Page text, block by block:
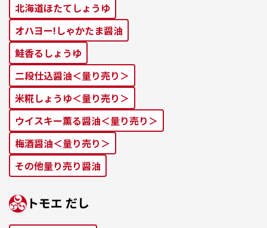
北海道ほたてしょうゆ
オハヨー!しゃかたま醤油
鮭⾹るしょうゆ
二段仕込醤油＜量り売り＞
米糀しょうゆ＜量り売り＞
ウイスキー薫る醤油＜量り売り＞
梅酒醤油＜量り売り＞
その他量り売り醤油
トモエ だし